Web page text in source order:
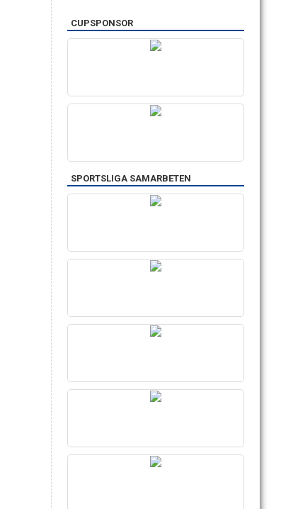
CUPSPONSOR
SPORTSLIGA SAMARBETEN